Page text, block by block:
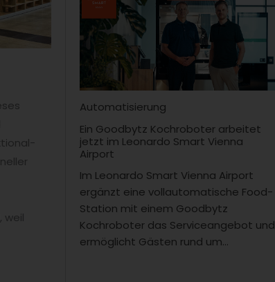
weil
Automatisierung
Ein Goodbytz Kochroboter arbeitet
jetzt im Leonardo Smart Vienna
Airport
Im Leonardo Smart Vienna Airport
ergänzt eine vollautomatische Food-
Station mit einem Goodbytz
Kochroboter das Serviceangebot und
ermöglicht Gästen rund um...